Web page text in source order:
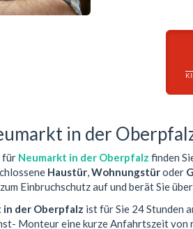
in der
für Neumarkt in der Oberpfalz finden
Haustür,Wohnungstüroder
Einbruchschutz auf und berät Sie
in der Oberpfalz ist für Sie 24 Stunden
Monteur eine kurze Anfahrtszeit von